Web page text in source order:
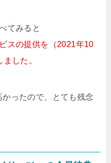
てみると
スの提供を（2021年10
した。
ったので、とても残念